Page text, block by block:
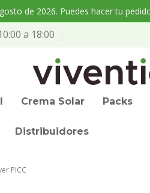
de 2026. Puedes hacer tu
a 18:00
Crema Solar Packs
Distribuidores
PICC